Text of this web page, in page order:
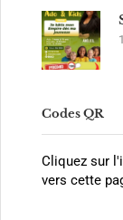
Codes QR
Cliquez sur
vers cette